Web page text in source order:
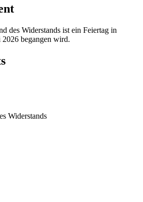
des Widerstands ist ein Feiertag in
begangen wird.
Widerstands